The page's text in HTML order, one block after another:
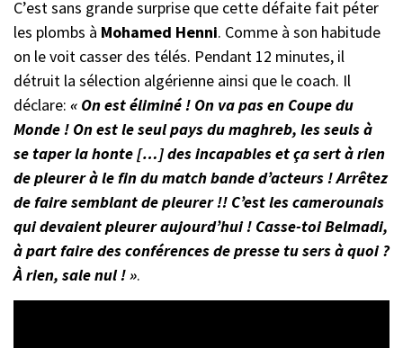
C’est sans grande surprise que cette défaite fait péter
les plombs à Mohamed Henni. Comme à son habitude
on le voit casser des télés. Pendant 12 minutes, il
détruit la sélection algérienne ainsi que le coach. Il
déclare: « On est éliminé ! On va pas en Coupe du
Monde ! On est le seul pays du maghreb, les seuls à
se taper la honte […] des incapables et ça sert à rien
de pleurer à le fin du match bande d’acteurs ! Arrêtez
de faire semblant de pleurer !! C’est les camerounais
qui devaient pleurer aujourd’hui ! Casse-toi Belmadi,
à part faire des conférences de presse tu sers à quoi ?
À rien, sale nul ! ».